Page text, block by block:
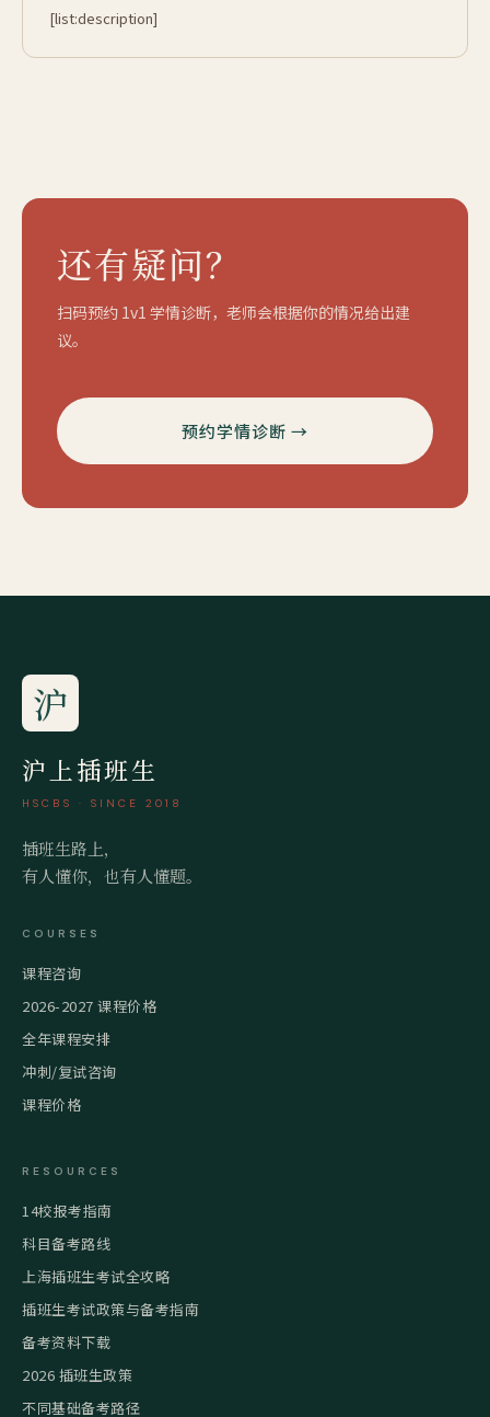
[list:description]
还有疑问？
扫码预约 1v1 学情诊断，老师会根据你的情况给出建
议。
预约学情诊断 →
沪
沪上插班生
HSCBS · SINCE 2018
插班生路上，
有人懂你，也有人懂题。
COURSES
课程咨询
2026-2027 课程价格
全年课程安排
冲刺/复试咨询
课程价格
RESOURCES
14校报考指南
科目备考路线
上海插班生考试全攻略
插班生考试政策与备考指南
备考资料下载
2026 插班生政策
不同基础备考路径